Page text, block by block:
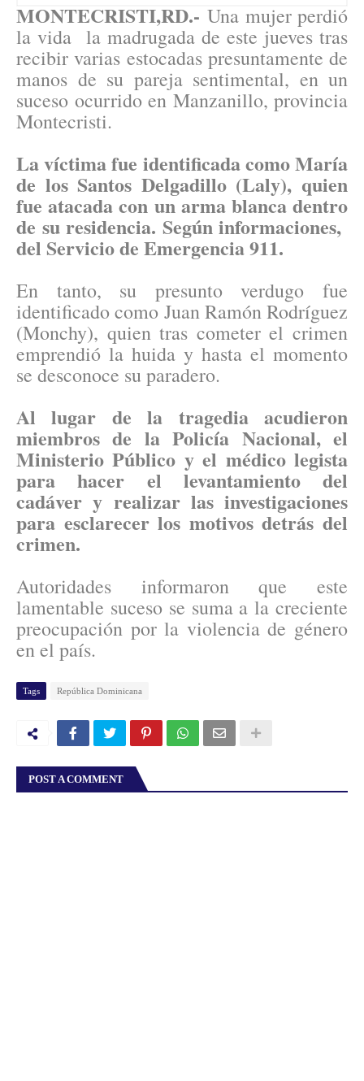
MONTECRISTI,RD.- Una mujer perdió
la vida la madrugada de este jueves tras
recibir varias estocadas presuntamente de
manos de su pareja sentimental, en un
suceso ocurrido en Manzanillo, provincia
Montecristi.
La víctima fue identificada como María
de los Santos Delgadillo (Laly), quien
fue atacada con un arma blanca dentro
de su residencia. Según informaciones,
del Servicio de Emergencia 911.
En tanto, su presunto verdugo fue
identificado como Juan Ramón Rodríguez
(Monchy), quien tras cometer el crimen
emprendió la huida y hasta el momento
se desconoce su paradero.
Al lugar de la tragedia acudieron
miembros de la Policía Nacional, el
Ministerio Público y el médico legista
para hacer el levantamiento del
cadáver y realizar las investigaciones
para esclarecer los motivos detrás del
crimen.
Autoridades informaron que este
lamentable suceso se suma a la creciente
preocupación por la violencia de género
en el país.
Tags República Dominicana
POST A COMMENT